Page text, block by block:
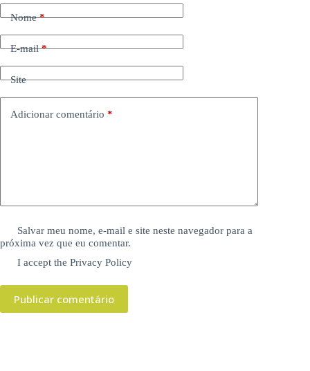
Nome*
E-mail*
Site
Adicionar comentário *
Salvar meu nome, e-mail e site neste navegador para a
próxima vez que eu comentar.
I accept thePrivacy Policy
Publicar comentário